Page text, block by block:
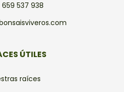
659 537 938
ÚTILES
raíces